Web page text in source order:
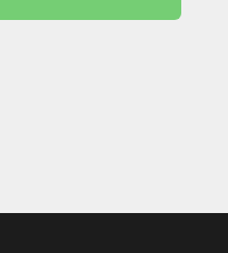
produit